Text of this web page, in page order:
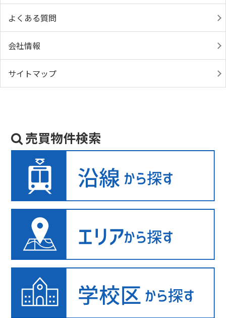
よくある質問
会社情報
サイトマップ
売買物件検索